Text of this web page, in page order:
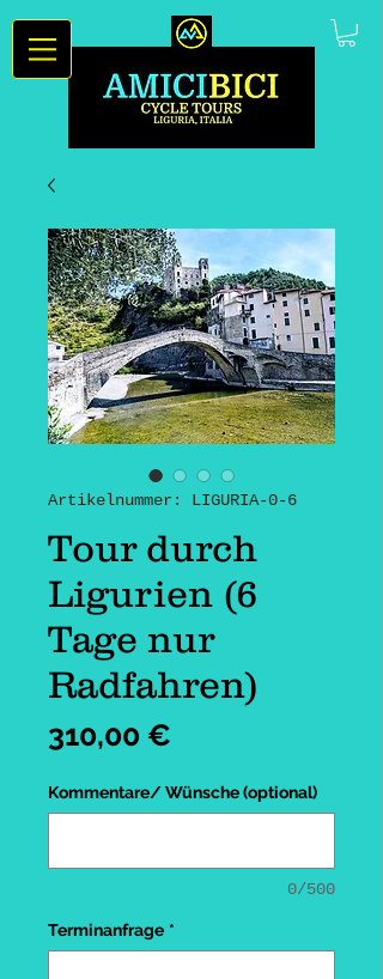
Artikelnummer: LIGURIA-0-6
Tour durch
Ligurien (6
Tage nur
Radfahren)
310,00 €
Kommentare/ Wünsche (optional)
0/500
Terminanfrage *